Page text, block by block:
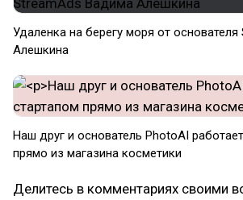
Удаленка на берегу моря от
Алешкина
Наш друг и основатель PhotoAI
прямо из магазина косметики
Делитесь в комментариях своими